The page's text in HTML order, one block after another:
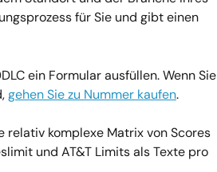
für Sie und gibt einen
ein Formular ausfüllen. Wenn Sie
gehen Sie zu Nummer kaufen.
relativ komplexe Matrix von Scores
und AT&T Limits als Texte pro